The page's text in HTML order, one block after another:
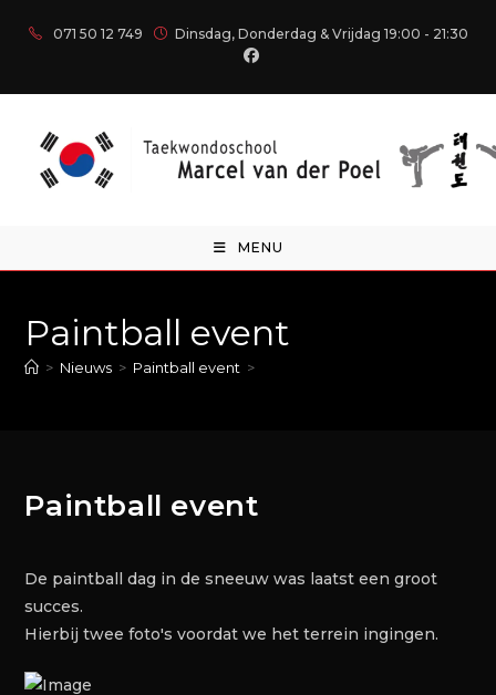
071 50 12 749 Dinsdag, Donderdag & Vrijdag 19:00 - 21:30
MENU
Paintball event
> Nieuws > Paintball event >
Paintball event
De paintball dag in de sneeuw was laatst een groot
succes.
Hierbij twee foto's voordat we het terrein ingingen.